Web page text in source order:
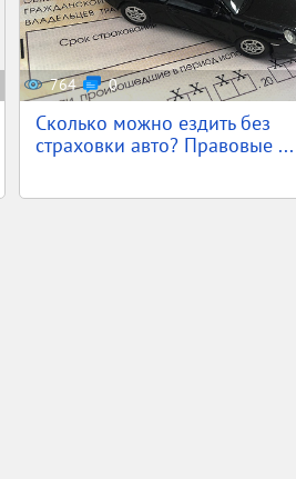
764 0
Сколько можно ездить без
страховки авто? Правовые ...